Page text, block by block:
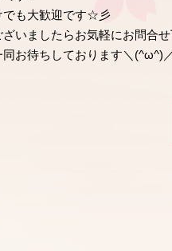
でも大歓迎です☆彡
いましたらお気軽にお問合せ
お待ちしております＼(^ω^)